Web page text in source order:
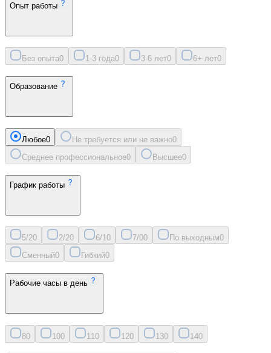
Опыт работы
Без опыта0 1-3 года0 3-6 лет0 6+ лет0
Образование
Любое0 Не требуется или не важно0
Среднее профессиональное0 Высшее0
График работы
5/20 2/20 6/10 7/00 По выходным0
Сменный0 Гибкий0
Рабочие часы в день
80 100 11 0 120 130 140